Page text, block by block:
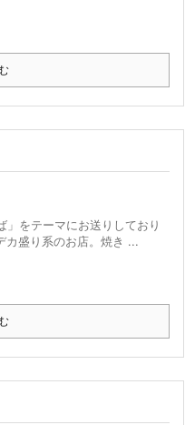
」をテーマにお送りしており
カ盛り系のお店。焼き ...